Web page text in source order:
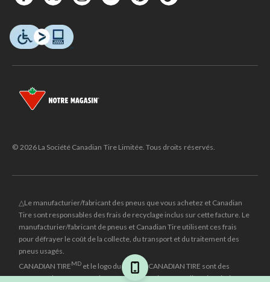
© 2026 La Société Canadian Tire Limitée. Tous droits réservés.
△Le manufacturier/fabricant des pneus que vous achetez et Canadian
Tire sont responsables des frais de recyclage inclus sur cette facture. Le
manufacturier/fabricant de pneus et Canadian Tire utilisent ces frais
pour défrayer le coût de la collecte, du transport et du traitement des
pneus usagés.
CANADIAN TIREMD et le logo du triangle CANADIAN TIRE sont des
marques de commerce déposées de la Société Canadian Tire Limitée.